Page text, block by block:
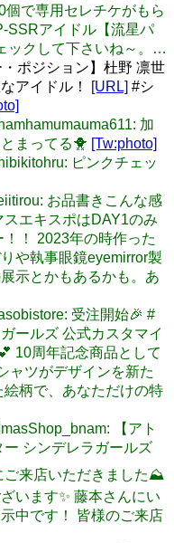
個で専用セレチケがもら
SSRアイドル【流星パ
ックして下さいね～。…
・ポジション】杜野 凛世
アイドル！
[URL] #シ
加
まってる🐥 [Tw:photo]
ピンクチェッ
お品書きこんな感
エキスポはDAY1のみ
！ 2023年の時作った
や執事眼鏡eyemirror製
示とかもあるかも。あ
受注開始🎉 #
ールズ 公式カスタマイ
10周年記念商品として
ャツがデザインを新た
柄で、あなただけの特
【アト
シンデレラガールズ
ご来店いただきました⛰
います✨ 藤本さんにい
中です！ 皆様のご来店